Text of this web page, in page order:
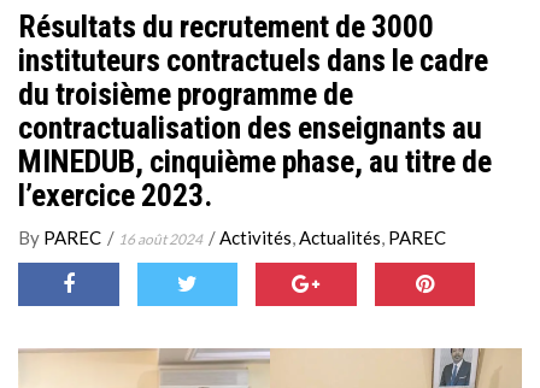
ACTIVITÉS
DOCUMENTS
MARCHÉS
SUIVI-EVALUATION
MÉDIA
Résultats du recrutement de 3000
instituteurs contractuels dans le cadre
du troisième programme de
contractualisation des enseignants au
MINEDUB, cinquième phase, au titre de
l’exercice 2023.
By PAREC / 16 août 2024 /Activités,Actualités, PAREC